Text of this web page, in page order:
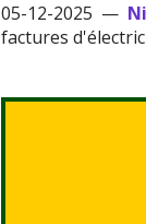
05-12-2025 —
factures